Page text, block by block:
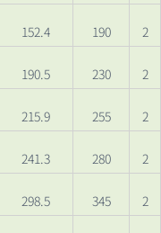
152.4 190 2
190.5 230 2
215.9 255 2
241.3 280 2
298.5 345 2